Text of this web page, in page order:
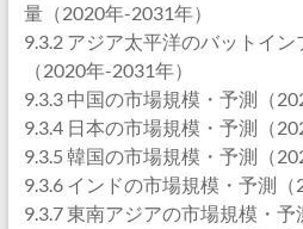
量（2020年-2031年）
9.3.2 アジア太平洋のバットイ
（2020年-2031年）
9.3.3 中国の市場規模・予測（
9.3.4 日本の市場規模・予測（
9.3.5 韓国の市場規模・予測（
9.3.6 インドの市場規模・予測（
9.3.7 東南アジアの市場規模・予